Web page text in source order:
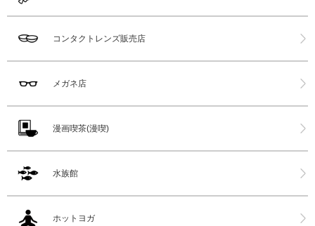
コンタクトレンズ販売店
メガネ店
漫画喫茶(漫喫)
水族館
ホットヨガ